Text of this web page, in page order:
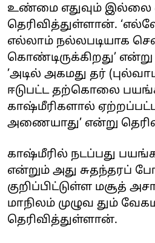
உண்மை எதுவும் இல்லை
தெரிவித்துள்ளான்.
எல்லாம் நல்லபடியாக
கொண்டிருக்கிறது’
’அடில் அகமது தர்
ஈடுபட்ட தற்கொலை
காஷ்மீரிகளால்
அணையாது’ என்று
காஷ்மீரில் நடப்பது
என்றும் அது சுதந்தரப்
குறிப்பிட்டுள்ள மசூத்
மாநிலம் முழுவ தும்
தெரிவித்துள்ளான்.